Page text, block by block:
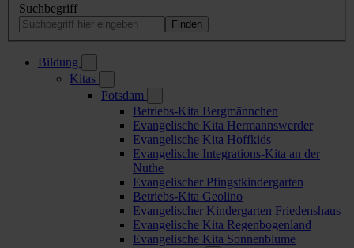
Suchbegriff
Bildung
Kitas
Potsdam
Betriebs-Kita Bergmännchen
Evangelische Kita Hermannswerder
Evangelische Kita Hoffkids
Evangelische Integrations-Kita an der
Nuthe
Evangelischer Pfingstkindergarten
Betriebs-Kita Geolino
Evangelischer Kindergarten Friedenshaus
Evangelische Kita Regenbogenland
Evangelische Kita Sonnenblume